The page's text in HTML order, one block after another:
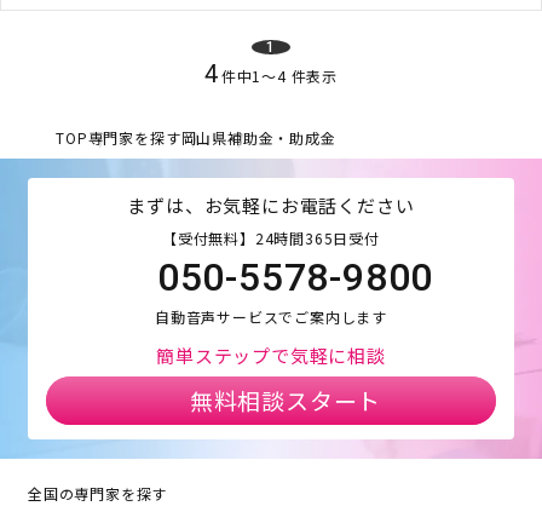
1
4件中1〜4件表示
TOP専門家を探す岡山県補助金・助成金
まずは、お気軽にお電話ください
【受付無料】24時間365日受付
050-5578-9800
自動音声サービスでご案内します
簡単ステップで気軽に相談
無料相談スタート
全国の専門家を探す